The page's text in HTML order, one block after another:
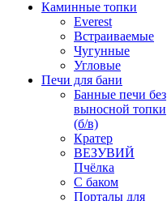
Каминные топки
Everest
Встраиваемые
Чугунные
Угловые
Печи для бани
Банные печи без
выносной топки
(б/в)
Кратер
ВЕЗУВИЙ
Пчёлка
С баком
Порталы для